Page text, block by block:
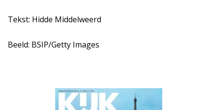
Tekst: Hidde Middelweerd
Beeld: BSIP/Getty Images